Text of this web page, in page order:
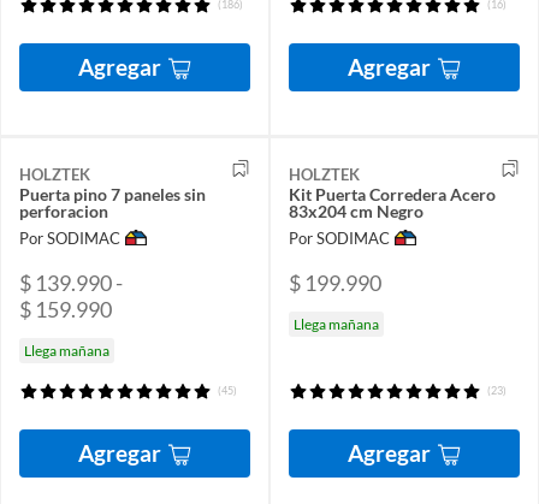
(186)
Agregar
(16)
Agregar
HOLZTEK
Puerta pino 7 paneles sin
perforacion
Por SODIMAC
$ 139.990 -
$ 159.990
Llega mañana
(45)
Agregar
HOLZTEK
Kit Puerta Corredera Acero
83x204 cm Negro
Por SODIMAC
$ 199.990
Llega mañana
(23)
Agregar